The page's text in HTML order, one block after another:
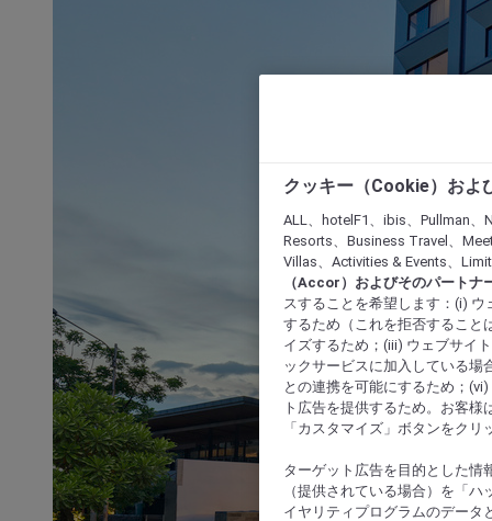
クッキー（Cookie）およ
ALL、hotelF1、ibis、Pullman
Resorts、Business Travel、
Villas、Activities & Events、
（Accor）およびそのパートナ
スすることを希望します：(i)
するため（これを拒否すること
イズするため；(iii) ウェブサイ
ックサービスに加入している場
との連携を可能にするため；
ト広告を提供するため。お客
「カスタマイズ」ボタンをク
ターゲット広告を目的とした情
（提供されている場合）を「
イヤリティプログラムのデータ